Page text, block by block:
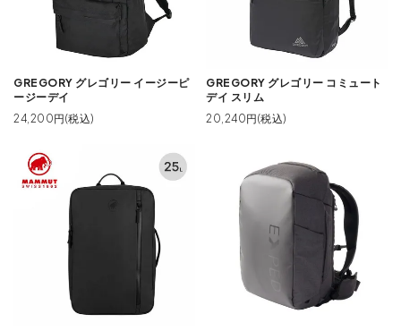
GREGORY グレゴリー イージーピ
ージーデイ
24,200円(税込)
GREGORY グレゴリー コミュート
デイ スリム
20,240円(税込)